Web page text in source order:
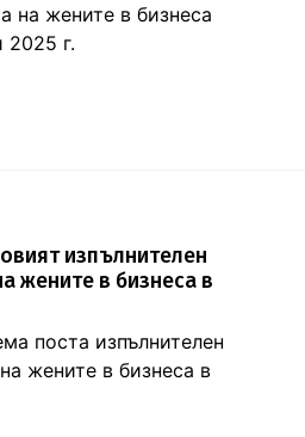
на жените в бизнеса
г.
изпълнителен
жените в бизнеса в
поста изпълнителен
жените в бизнеса в